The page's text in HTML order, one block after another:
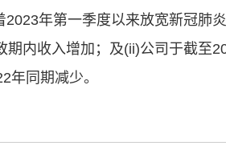
2023年第一季度以来放宽新冠肺
期内收入增加；及(ii)公司于截至
年同期减少。